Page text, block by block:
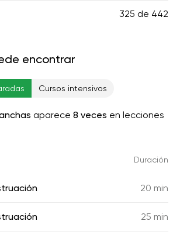
325 de 442
encontrar
Cursos intensivos
aparece 8 veces en lecciones
Duración
20 min
25 min